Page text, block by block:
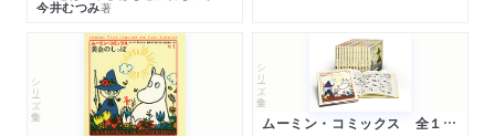
今井むつみ著
シリーズ・全集 シリーズ・全集
ムーミン・コミックス 全１４巻セット